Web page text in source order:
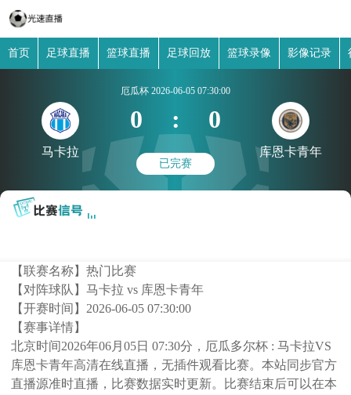
首页 足球直播 篮球直播 足球回放 篮球录像 影像记录
马卡拉
厄瓜杯 2026-06-05 07:30:00
0 : 0
已完赛
库恩卡青年
【联赛名称】热门比赛
【对阵球队】马卡拉 vs 库恩卡青年
【开赛时间】 2026-06-05 07:30:00
【赛事详情】
北京时间2026年06月05日 07:30分，厄瓜多尔杯 : 马卡拉VS
库恩卡青年高清在线直播，无插件观看比赛。本站同步官方
直播源准时直播，比赛数据实时更新。比赛结束后可以在本